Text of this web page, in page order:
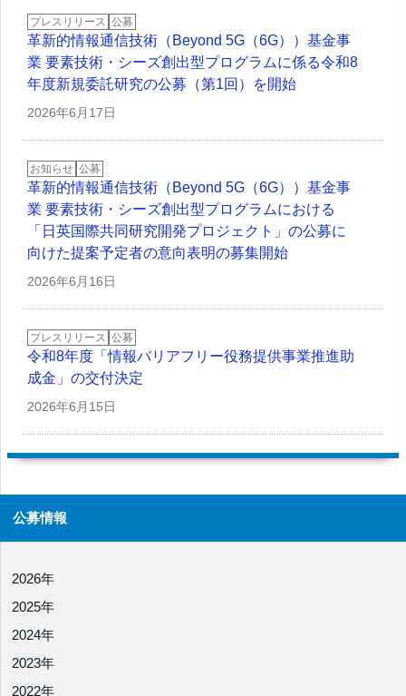
プレスリリース 公募
革新的情報通信技術（Beyond 5G（6G））基金事
業 要素技術・シーズ創出型プログラムに係る令和8
年度新規委託研究の公募（第1回）を開始
2026年6月17日
お知らせ 公募
革新的情報通信技術（Beyond 5G（6G））基金事
業 要素技術・シーズ創出型プログラムにおける
「日英国際共同研究開発プロジェクト」の公募に
向けた提案予定者の意向表明の募集開始
2026年6月16日
プレスリリース 公募
令和8年度「情報バリアフリー役務提供事業推進助
成金」の交付決定
2026年6月15日
公募情報
2026年
2025年
2024年
2023年
2022年